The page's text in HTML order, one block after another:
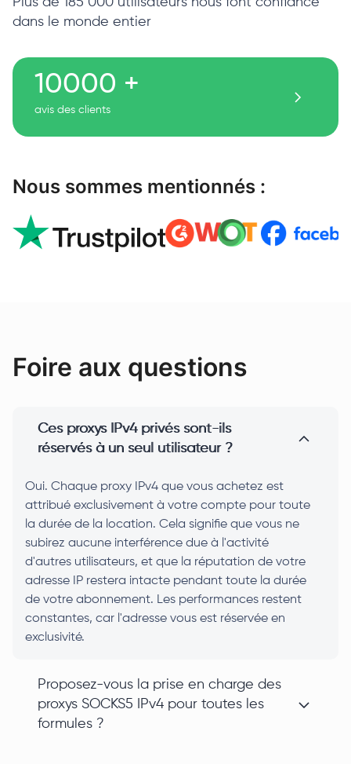
dans le monde entier
10000 +
avis des clients
Nous sommes mentionnés :
Foire aux questions
Ces proxys IPv4 privés sont-ils
réservés à un seul utilisateur ?
Oui. Chaque proxy IPv4 que vous achetez est
attribué exclusivement à votre compte pour toute
la durée de la location. Cela signifie que vous ne
subirez aucune interférence due à l'activité
d'autres utilisateurs, et que la réputation de votre
adresse IP restera intacte pendant toute la durée
de votre abonnement. Les performances restent
constantes, car l'adresse vous est réservée en
exclusivité.
Proposez-vous la prise en charge des
proxys SOCKS5 IPv4 pour toutes les
formules ?